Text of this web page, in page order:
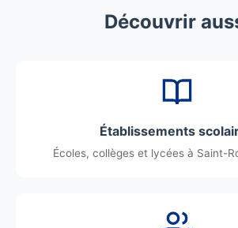
Découvrir
Établissements
Écoles, collèges et lycées à Saint-